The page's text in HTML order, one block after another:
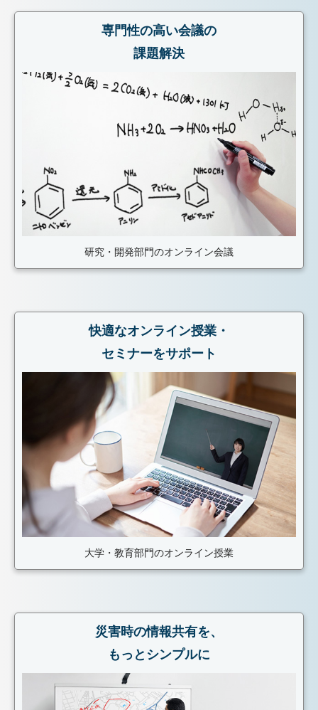
専門性の高い会議の
課題解決
研究・開発部門のオンライン会議
快適なオンライン授業・
セミナーをサポート
大学・教育部門のオンライン授業
災害時の情報共有を、
もっとシンプルに